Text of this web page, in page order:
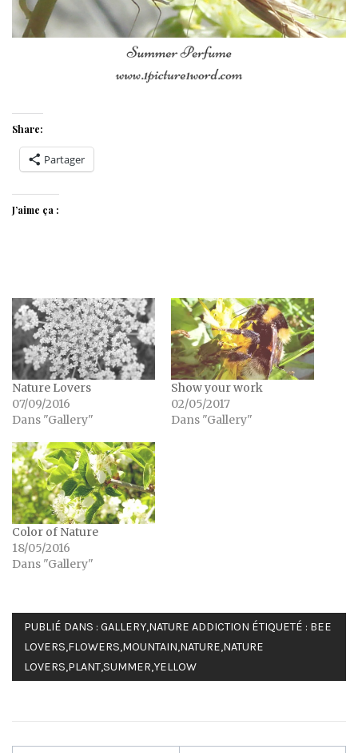
Share:
Partager
J’aime ça :
Nature Lovers
07/09/2016
Dans "Gallery"
Show your work
02/05/2017
Dans "Gallery"
Color of Nature
18/05/2016
Dans "Gallery"
PUBLIÉ DANS : GALLERY,NATURE ADDICTION ÉTIQUETÉ : BEE
LOVERS,FLOWERS,MOUNTAIN,NATURE,NATURE
LOVERS,PLANT,SUMMER,YELLOW